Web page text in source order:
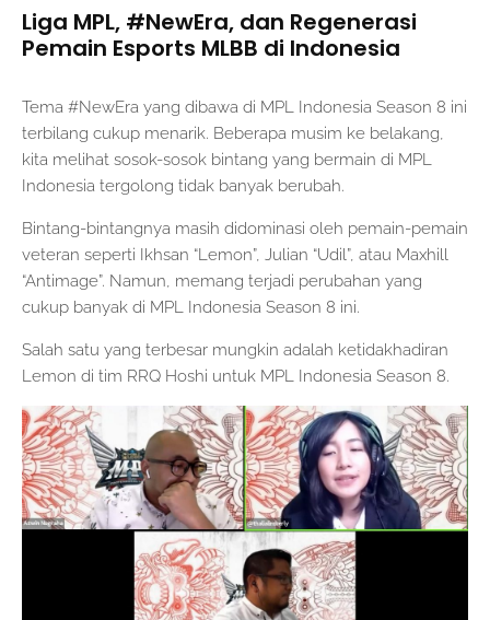
Liga MPL, #NewEra, dan Regenerasi
Pemain Esports MLBB di Indonesia
Tema #NewEra yang dibawa di MPL Indonesia Season 8 ini
terbilang cukup menarik. Beberapa musim ke belakang,
kita melihat sosok-sosok bintang yang bermain di MPL
Indonesia tergolong tidak banyak berubah.
Bintang-bintangnya masih didominasi oleh pemain-pemain
veteran seperti Ikhsan “Lemon”, Julian “Udil”, atau Maxhill
“Antimage”. Namun, memang terjadi perubahan yang
cukup banyak di MPL Indonesia Season 8 ini.
Salah satu yang terbesar mungkin adalah ketidakhadiran
Lemon di tim RRQ Hoshi untuk MPL Indonesia Season 8.